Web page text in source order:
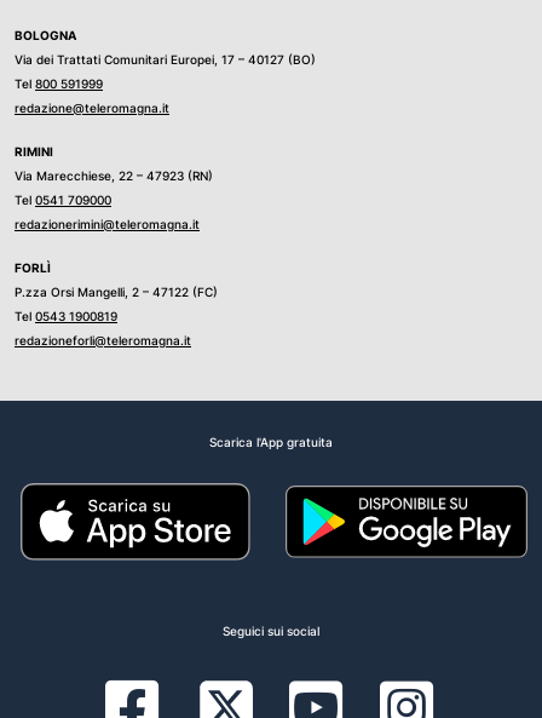
BOLOGNA
Via dei Trattati Comunitari Europei, 17 – 40127 (BO)
Tel 800 591999
redazione@teleromagna.it
RIMINI
Via Marecchiese, 22 – 47923 (RN)
Tel 0541 709000
redazionerimini@teleromagna.it
FORLÌ
P.zza Orsi Mangelli, 2 – 47122 (FC)
Tel 0543 1900819
redazioneforli@teleromagna.it
Scarica l'App gratuita
Seguici sui social